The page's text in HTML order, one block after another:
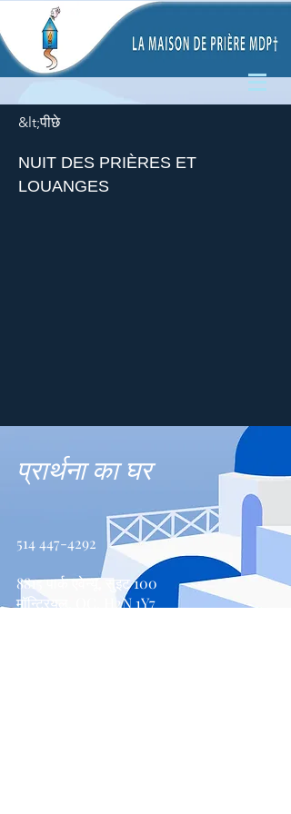
&lt;पीछे
NUIT DES PRIÈRES ET
LOUANGES
प्रार्थना का घर
514 447-4292
8815 पार्क एवेन्यू, सुइट 100
मॉन्ट्रियल, QC, H2N 1Y7